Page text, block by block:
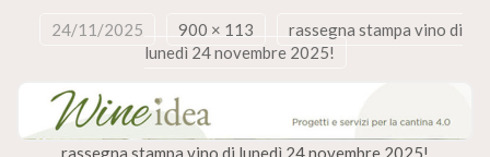
24/11/2025 900 × 113
rassegna stampa vino di
lunedì 24 novembre 2025!
rassegna stampa vino di lunedì 24 novembre 2025!